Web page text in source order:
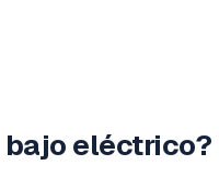
bajo eléctrico?